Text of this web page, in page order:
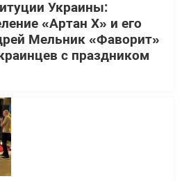
Украины:
«Артан Х» и его
Мельник «Фаворит»
с праздником